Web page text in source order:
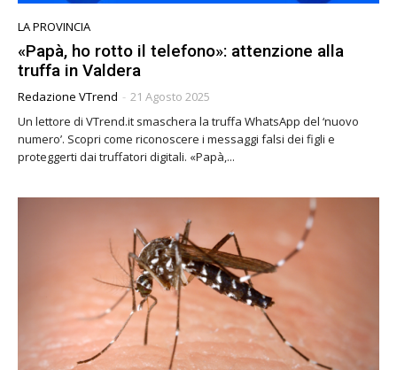
LA PROVINCIA
«Papà, ho rotto il telefono»: attenzione alla
truffa in Valdera
Redazione VTrend - 21 Agosto 2025
Un lettore di VTrend.it smaschera la truffa WhatsApp del ‘nuovo
numero’. Scopri come riconoscere i messaggi falsi dei figli e
proteggerti dai truffatori digitali. «Papà,...